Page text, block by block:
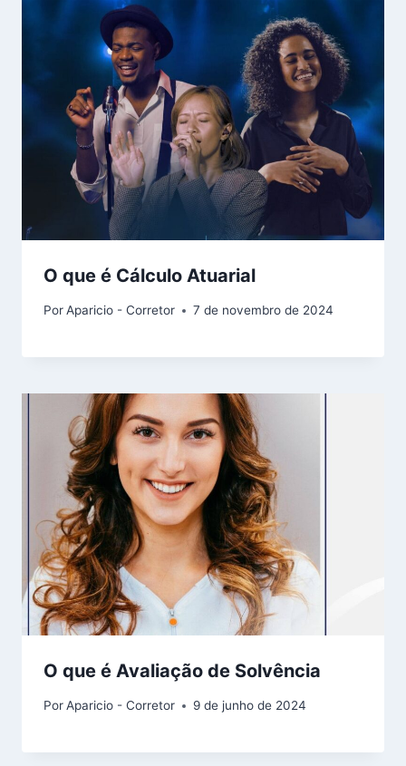
O que é Cálculo Atuarial
PorAparicio - Corretor 7 de novembro de 2024
O que é Avaliação de Solvência
PorAparicio - Corretor 9 de junho de 2024